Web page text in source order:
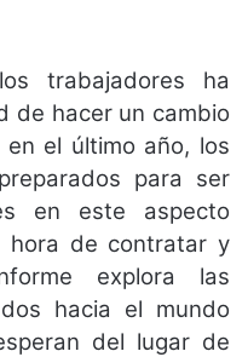
trabajadores ha
de hacer un cambio
el último año, los
para ser
en este aspecto
hora de contratar y
explora las
hacia el mundo
del lugar de